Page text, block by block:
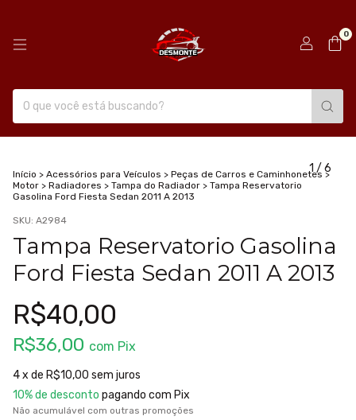
0
1 / 6
Início > Acessórios para Veículos > Peças de Carros e Caminhonetes >
Motor > Radiadores > Tampa do Radiador > Tampa Reservatorio
Gasolina Ford Fiesta Sedan 2011 A 2013
SKU: A2984
Tampa Reservatorio Gasolina
Ford Fiesta Sedan 2011 A 2013
R$40,00
R$36,00 com Pix
4x de R$10,00 sem juros
10% de desconto pagando com Pix
Não acumulável com outras promoções